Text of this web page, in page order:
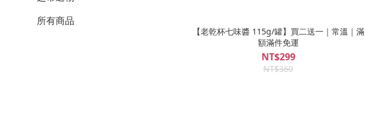
所有商品
【老乾杯七味醬 115g/罐】買二送一｜常溫｜滿
額滿件免運
NT$299
NT$360